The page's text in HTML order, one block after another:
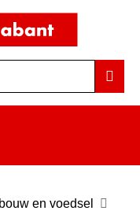
en voedsel